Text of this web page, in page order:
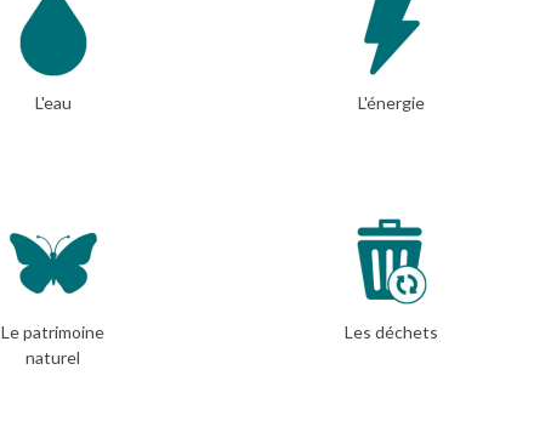
L'eau L'énergie
Le patrimoine
naturel
Les déchets